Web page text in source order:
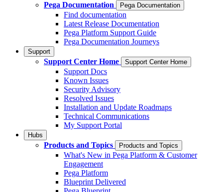
Pega Documentation
Pega Documentation
Find documentation
Latest Release Documentation
Pega Platform Support Guide
Pega Documentation Journeys
Support
Support Center Home Support Center Home
Support Docs
Known Issues
Security Advisory
Resolved Issues
Installation and Update Roadmaps
Technical Communications
My Support Portal
Hubs
Products and Topics Products and Topics
What's New in Pega Platform & Customer
Engagement
Pega Platform
Blueprint Delivered